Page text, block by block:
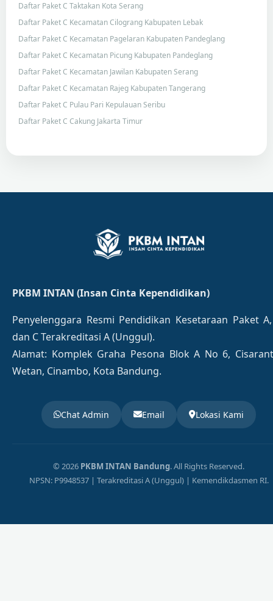
Daftar Paket C Taktakan Kota Serang
Daftar Paket C Kecamatan Cilograng Kabupaten Lebak
Daftar Paket C Kecamatan Pagelaran Kabupaten Pandeglang
Daftar Paket C Kecamatan Picung Kabupaten Pandeglang
Daftar Paket C Kecamatan Jawilan Kabupaten Serang
Daftar Paket C Kecamatan Rajeg Kabupaten Tangerang
Daftar Paket C Pulau Pari Kepulauan Seribu
Daftar Paket C Cakung Jakarta Timur
PKBM INTAN (Insan Cinta Kependidikan)
Penyelenggara Resmi Pendidikan Kesetaraan Paket
dan C Terakreditasi A (Unggul).
Alamat: Komplek Graha Pesona Blok A No 6,
Wetan, Cinambo, Kota Bandung.
Chat Admin Email Lokasi Kami
© 2026 PKBM INTAN Bandung. All Rights Reserved.
NPSN: P9948537 | Terakreditasi A (Unggul) | Kemendikdasmen RI.